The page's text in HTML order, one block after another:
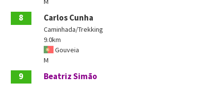
8 Carlos Cunha
Caminhada/Trekking
9.0km
Gouveia
M
9 Beatriz Simão